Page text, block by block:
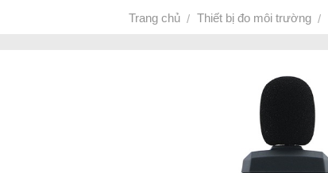
Trang chủ / Thiết bị đo môi trường /